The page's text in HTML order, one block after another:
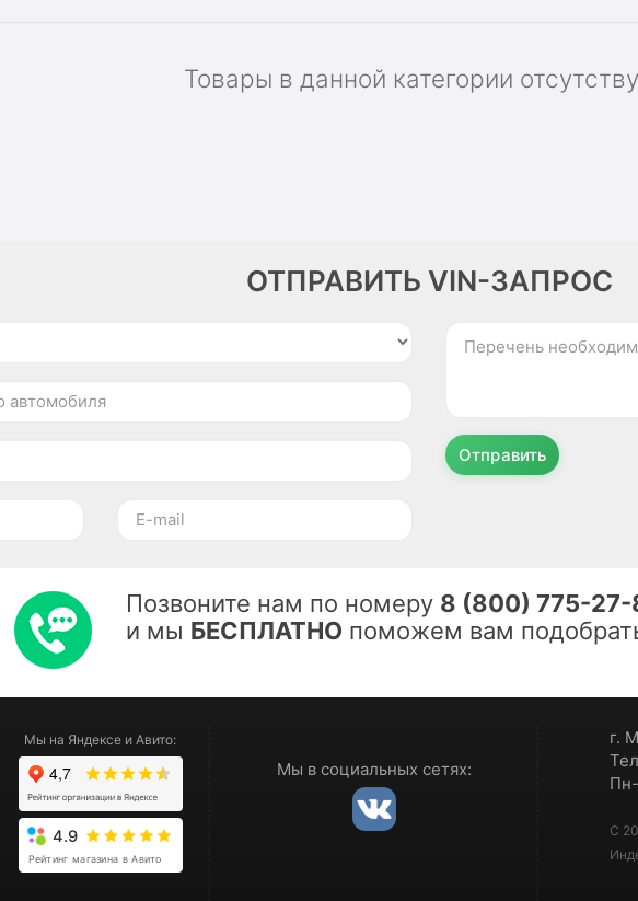
Товары в данной категории
ОТПРАВИТЬ VIN-ЗАПРОС
Отправить
Позвоните нам по номеру 8 (800) 775-27-
и мы БЕСПЛАТНО поможем вам
Мы на Яндексе и Авито:
4.9
Рейтинг магазина в Авито
Мы в социальных сетях:
г.
С